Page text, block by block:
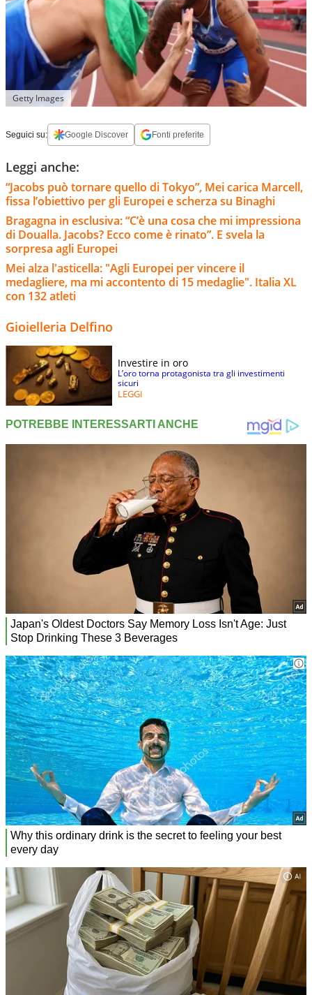
Getty Images
Seguici su: Google Discover Fonti preferite
Leggi anche:
“Jacobs può tornare quello di Tokyo”, Mei carica Marcell,
fissa l’obiettivo per gli Europei e scherza su Binaghi
Bragagna in esclusiva: “C’è una cosa che mi impressiona
di Doualla. Jacobs? Ecco come è rinato”. E svela la
sorpresa agli Europei
Mei alza l'asticella: "Agli Europei per vincere il
medagliere, ma mi accontento di 15 medaglie". Italia XL
con 132 atleti
Gioielleria Delfino
Investire in oro
L’oro torna protagonista tra gli investimenti
sicuri
LEGGI